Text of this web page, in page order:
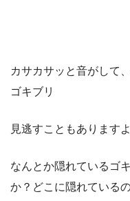
カサカサッと音がして
ゴキブリ
見逃すこともありますよ
なんとか隠れているゴ
か？どこに隠れている